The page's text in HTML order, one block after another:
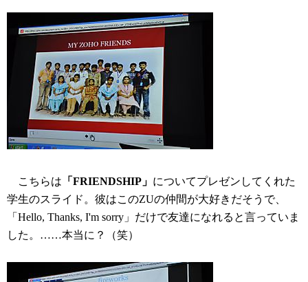
こちらは 「FRIENDSHIP」 についてプレゼンしてくれた
学生のスライド。彼はこのZUの仲間が大好きだそうで、
「Hello, Thanks, I'm sorry」だけで友達になれると言っていま
した。……本当に？（笑）